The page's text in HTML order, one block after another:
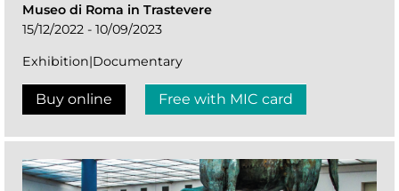
Museo di Roma in Trastevere
15/12/2022 - 10/09/2023
Exhibition|Documentary
Buy online Free with MIC card